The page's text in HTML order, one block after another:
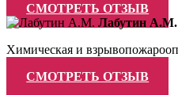
СМОТРЕТЬ ОТЗЫВ
Лабутин А.М.
Химическая и
СМОТРЕТЬ ОТЗЫВ